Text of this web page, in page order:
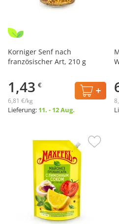
Korniger Senf nach
französischer Art, 210 g
1,43 €
6,81 €/kg
Lieferung: 11. - 12 Aug.